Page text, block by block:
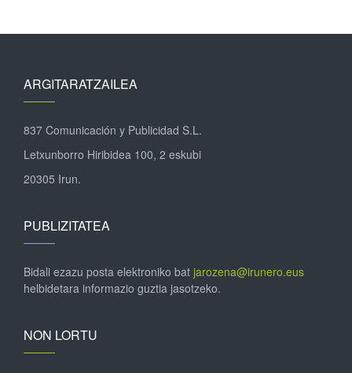
ARGITARATZAILEA
837 Comunicación y Publicidad S.L.
Letxunborro Hiribidea 100, 2 eskubi
20305 Irun.
PUBLIZITATEA
Bidali ezazu posta elektroniko bat jarozena@irunero.eus
helbidetara informazio guztia jasotzeko.
NON LORTU